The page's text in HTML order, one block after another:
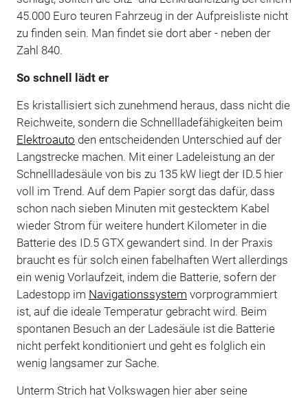
45.000 Euro teuren Fahrzeug in der Aufpreisliste nicht
zu finden sein. Man findet sie dort aber - neben der
Zahl 840.
So schnell lädt er
Es kristallisiert sich zunehmend heraus, dass nicht die
Reichweite, sondern die Schnellladefähigkeiten beim
Elektroauto den entscheidenden Unterschied auf der
Langstrecke machen. Mit einer Ladeleistung an der
Schnellladesäule von bis zu 135 kW liegt der ID.5 hier
voll im Trend. Auf dem Papier sorgt das dafür, dass
schon nach sieben Minuten mit gestecktem Kabel
wieder Strom für weitere hundert Kilometer in die
Batterie des ID.5 GTX gewandert sind. In der Praxis
braucht es für solch einen fabelhaften Wert allerdings
ein wenig Vorlaufzeit, indem die Batterie, sofern der
Ladestopp im Navigationssystem vorprogrammiert
ist, auf die ideale Temperatur gebracht wird. Beim
spontanen Besuch an der Ladesäule ist die Batterie
nicht perfekt konditioniert und geht es folglich ein
wenig langsamer zur Sache.
Unterm Strich hat Volkswagen hier aber seine